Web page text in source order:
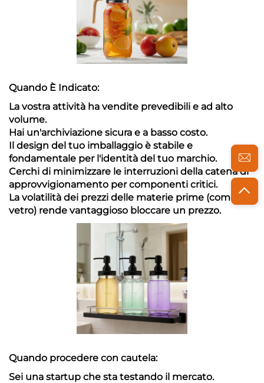
Quando È Indicato:
La vostra attività ha vendite prevedibili e ad alto
volume.
Hai un'archiviazione sicura e a basso costo.
Il design del tuo imballaggio è stabile e
fondamentale per l'identità del tuo marchio.
Cerchi di minimizzare le interruzioni della catena di
approvvigionamento per componenti critici.
La volatilità dei prezzi delle materie prime (come il
vetro) rende vantaggioso bloccare un prezzo.
Quando procedere con cautela:
Sei una startup che sta testando il mercato.